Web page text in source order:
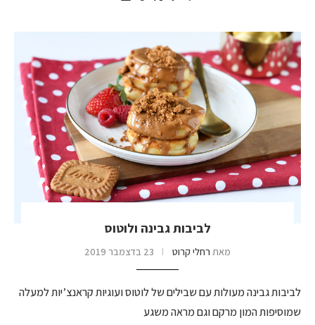
לביבות גבינה ולוטוס
מאת רחלי קרוט 23 בדצמבר 2019
לביבות גבינה מעולות עם שבילים של לוטוס ועוגיות קראנצ’יות למעלה
שמוסיפות המון מרקם וגם מראה משגע